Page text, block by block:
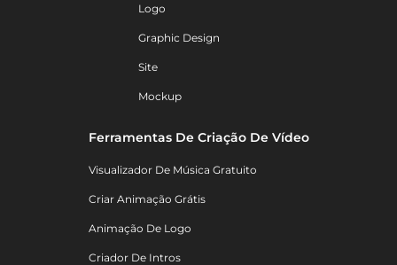
Logo
Graphic Design
Site
Mockup
Ferramentas De Criação De Vídeo
Visualizador De Música Gratuito
Criar Animação Grátis
Animação De Logo
Criador De Intros